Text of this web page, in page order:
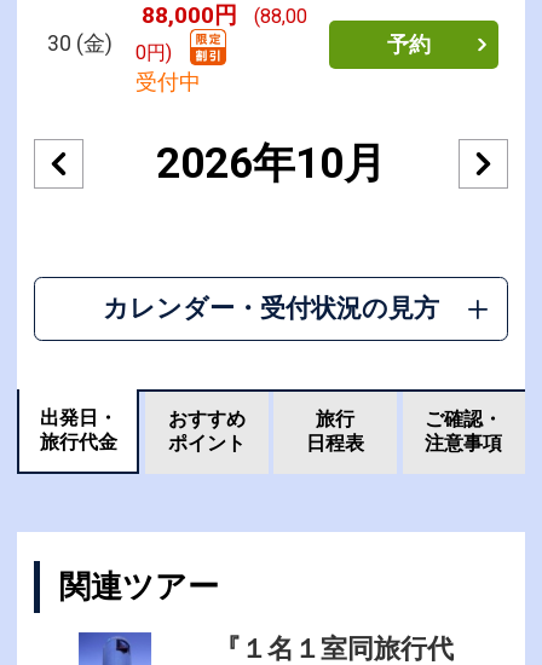
30 (金)
88,000円
(88,00
0円)
受付中
予約
2026年10月
カレンダー・受付状況の見方
出発日・
旅行代金
おすすめ
ポイント
旅行
日程表
ご確認・
注意事項
関連ツアー
『１名１室同旅行代